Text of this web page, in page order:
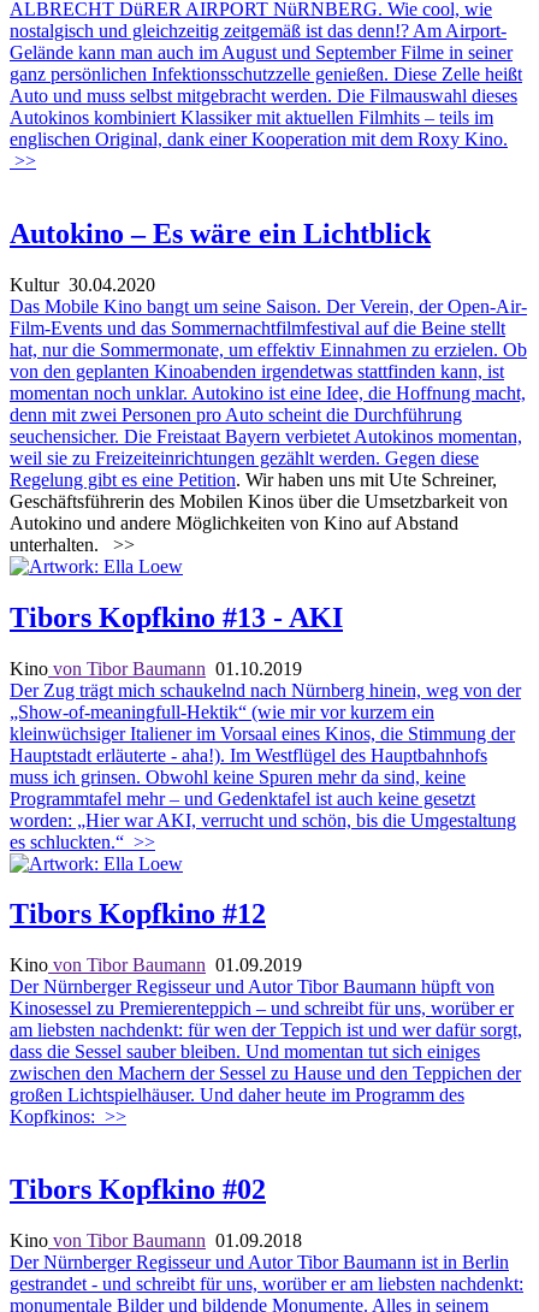
ALBRECHT DüRER AIRPORT NüRNBERG. Wie cool, wie
nostalgisch und gleichzeitig zeitgemäß ist das denn!? Am Airport-
Gelände kann man auch im August und September Filme in seiner
ganz persönlichen Infektionsschutzzelle genießen. Diese Zelle heißt
Auto und muss selbst mitgebracht werden. Die Filmauswahl dieses
Autokinos kombiniert Klassiker mit aktuellen Filmhits – teils im
englischen Original, dank einer Kooperation mit dem Roxy Kino.
>>
Autokino – Es wäre ein Lichtblick
Kultur30.04.2020
Das Mobile Kino bangt um seine Saison. Der Verein, der Open-Air-
Film-Events und das Sommernachtfilmfestival auf die Beine stellt
hat, nur die Sommermonate, um effektiv Einnahmen zu erzielen. Ob
von den geplanten Kinoabenden irgendetwas stattfinden kann, ist
momentan noch unklar. Autokino ist eine Idee, die Hoffnung macht,
denn mit zwei Personen pro Auto scheint die Durchführung
seuchensicher. Die Freistaat Bayern verbietet Autokinos momentan,
weil sie zu Freizeiteinrichtungen gezählt werden. Gegen diese
Regelung gibt es eine Petition. Wir haben uns mit Ute Schreiner,
Geschäftsführerin des Mobilen Kinos über die Umsetzbarkeit von
Autokino und andere Möglichkeiten von Kino auf Abstand
unterhalten.
>>
Tibors Kopfkino #13 - AKI
Kino von Tibor Baumann 01.10.2019
Der Zug trägt mich schaukelnd nach Nürnberg hinein, weg von der
„Show-of-meaningfull-Hektik“ (wie mir vor kurzem ein
kleinwüchsiger Italiener im Vorsaal eines Kinos, die Stimmung der
Hauptstadt erläuterte - aha!). Im Westflügel des Hauptbahnhofs
muss ich grinsen. Obwohl keine Spuren mehr da sind, keine
Programmtafel mehr – und Gedenktafel ist auch keine gesetzt
worden: „Hier war AKI, verrucht und schön, bis die Umgestaltung
es schluckten.“ >>
Tibors Kopfkino #12
Kino von Tibor Baumann 01.09.2019
Der Nürnberger Regisseur und Autor Tibor Baumann hüpft von
Kinosessel zu Premierenteppich – und schreibt für uns, worüber er
am liebsten nachdenkt: für wen der Teppich ist und wer dafür sorgt,
dass die Sessel sauber bleiben. Und momentan tut sich einiges
zwischen den Machern der Sessel zu Hause und den Teppichen der
großen Lichtspielhäuser. Und daher heute im Programm des
Kopfkinos: >>
Tibors Kopfkino #02
Kino von Tibor Baumann 01.09.2018
Der Nürnberger Regisseur und Autor Tibor Baumann ist in Berlin
gestrandet - und schreibt für uns, worüber er am liebsten nachdenkt:
monumentale Bilder und bildende Monumente. Alles in seinem